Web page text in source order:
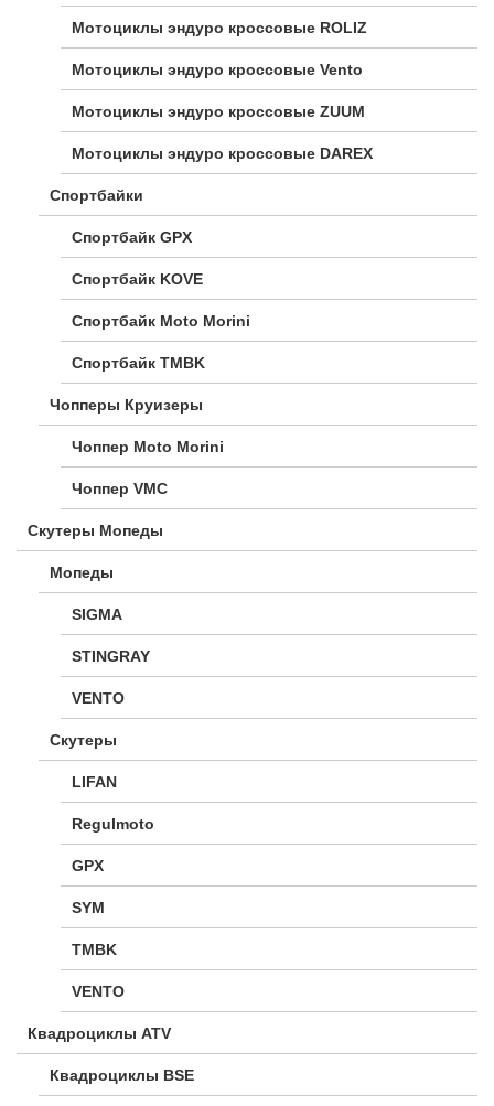
Мотоциклы эндуро кроссовые ROLIZ
Мотоциклы эндуро кроссовые Vento
Мотоциклы эндуро кроссовые ZUUM
Мотоциклы эндуро кроссовые DAREX
Спортбайки
Спортбайк GPX
Спортбайк KOVE
Спортбайк Moto Morini
Спортбайк TMBK
Чопперы Круизеры
Чоппер Moto Morini
Чоппер VMC
Скутеры Мопеды
Мопеды
SIGMA
STINGRAY
VENTO
Скутеры
LIFAN
Regulmoto
GPX
SYM
TMBK
VENTO
Квадроциклы ATV
Квадроциклы BSE